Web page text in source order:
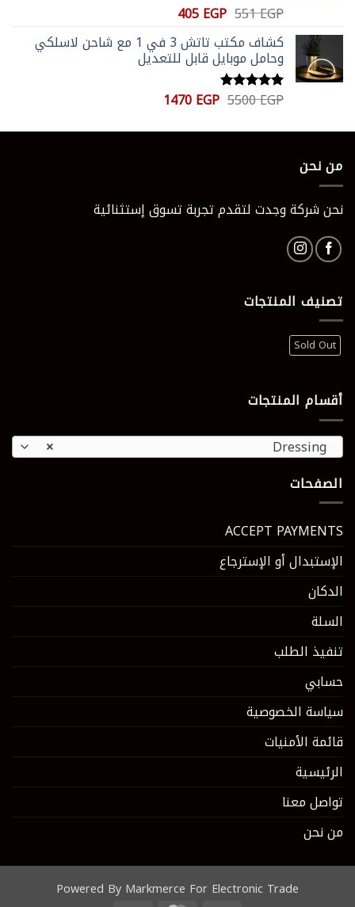
تم التقييم
551EGP السعر
الأصلي
هو:
551 EGP.
405EGP السعر
هو:
405 EGP.
كشاف مكتب تاتش 3 في 1 مع شاحن لاسلكي
وحامل موبايل قابل للتعديل
تم التقييم
5500EGP السعر
هو:
1470EGP السعر
هو:
من نحن
نحن شركة وجدت لتقدم تجربة تسوق إستثنائية
تصنيف المنتجات
Sold Out
أقسام المنتجات
Dressing
الصفحات
ACCEPT PAYMENTS
الإستبدال أو الإسترجاع
الدكان
السلة
تنفيذ الطلب
حسابي
سياسة الخصوصية
قائمة الأمنيات
الرئيسية
تواصل معنا
من نحن
Powered By Markmerce For Electronic Trade